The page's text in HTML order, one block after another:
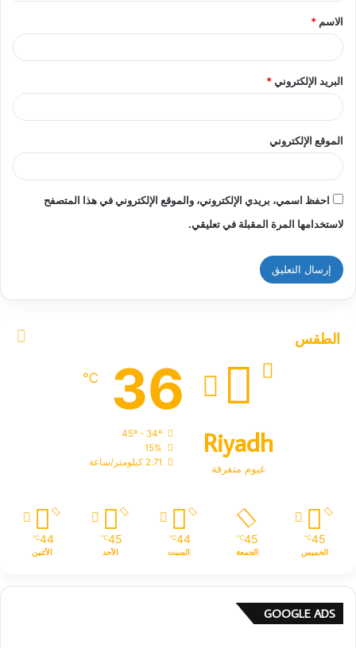
*
الاسم *
البريد الإلكتروني*
الموقع الإلكتروني
احفظ اسمي، بريدي الإلكتروني، والموقع الإلكتروني في هذا المتصفح
لاستخدامها المرة المقبلة في تعليقي.
الطقس
Riyadh
غيوم متفرقة
36
℃
15%
2.71 كيلومتر/ساعة
45
℃
الخميس
45
℃
الجمعة
44
℃
السبت
45
℃
الأحد
44
℃
الأثنين
GOOGLE ADS